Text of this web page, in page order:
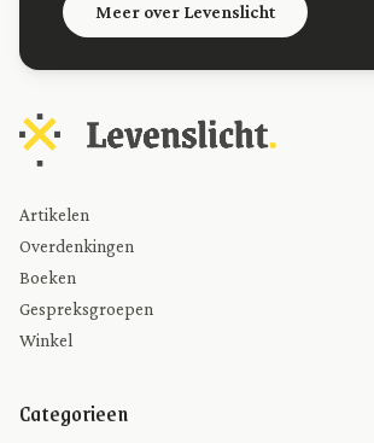
Meer over Levenslicht
Artikelen
Overdenkingen
Boeken
Gespreksgroepen
Winkel
Categorieen